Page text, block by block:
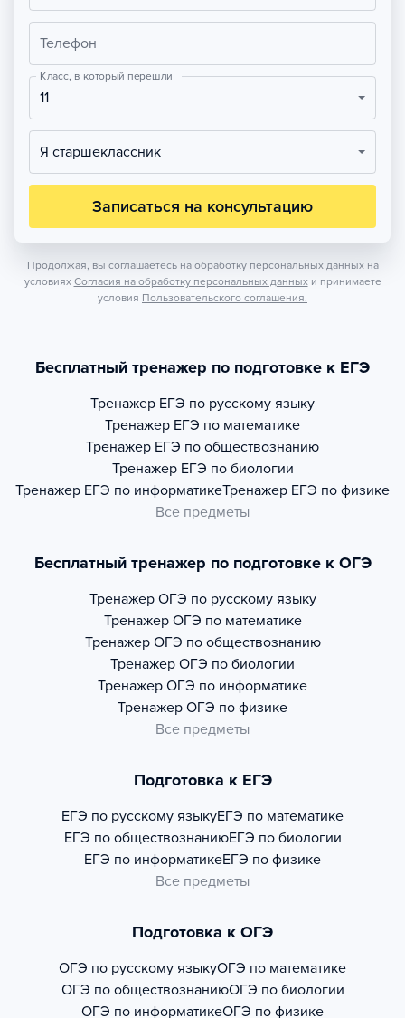
Телефон
Класс, в который перешли
11
Я старшеклассник
Записаться на консультацию
Продолжая, вы соглашаетесь на обработку персональных данных на
условиях Согласия на обработку персональных данных и принимаете
условия Пользовательского соглашения.
Бесплатный тренажер по подготовке к ЕГЭ
Тренажер ЕГЭ по русскому языку
Тренажер ЕГЭ по математике
Тренажер ЕГЭ по обществознанию
Тренажер ЕГЭ по биологии
Тренажер ЕГЭ по информатикеТренажер ЕГЭ по физике
Все предметы
Бесплатный тренажер по подготовке к ОГЭ
Тренажер ОГЭ по русскому языку
Тренажер ОГЭ по математике
Тренажер ОГЭ по обществознанию
Тренажер ОГЭ по биологии
Тренажер ОГЭ по информатике
Тренажер ОГЭ по физике
Все предметы
Подготовка к ЕГЭ
ЕГЭ по русскому языкуЕГЭ по математике
ЕГЭ по обществознаниюЕГЭ по биологии
ЕГЭ по информатикеЕГЭ по физике
Все предметы
Подготовка к ОГЭ
ОГЭ по русскому языкуОГЭ по математике
ОГЭ по обществознаниюОГЭ по биологии
ОГЭ по информатикеОГЭ по физике